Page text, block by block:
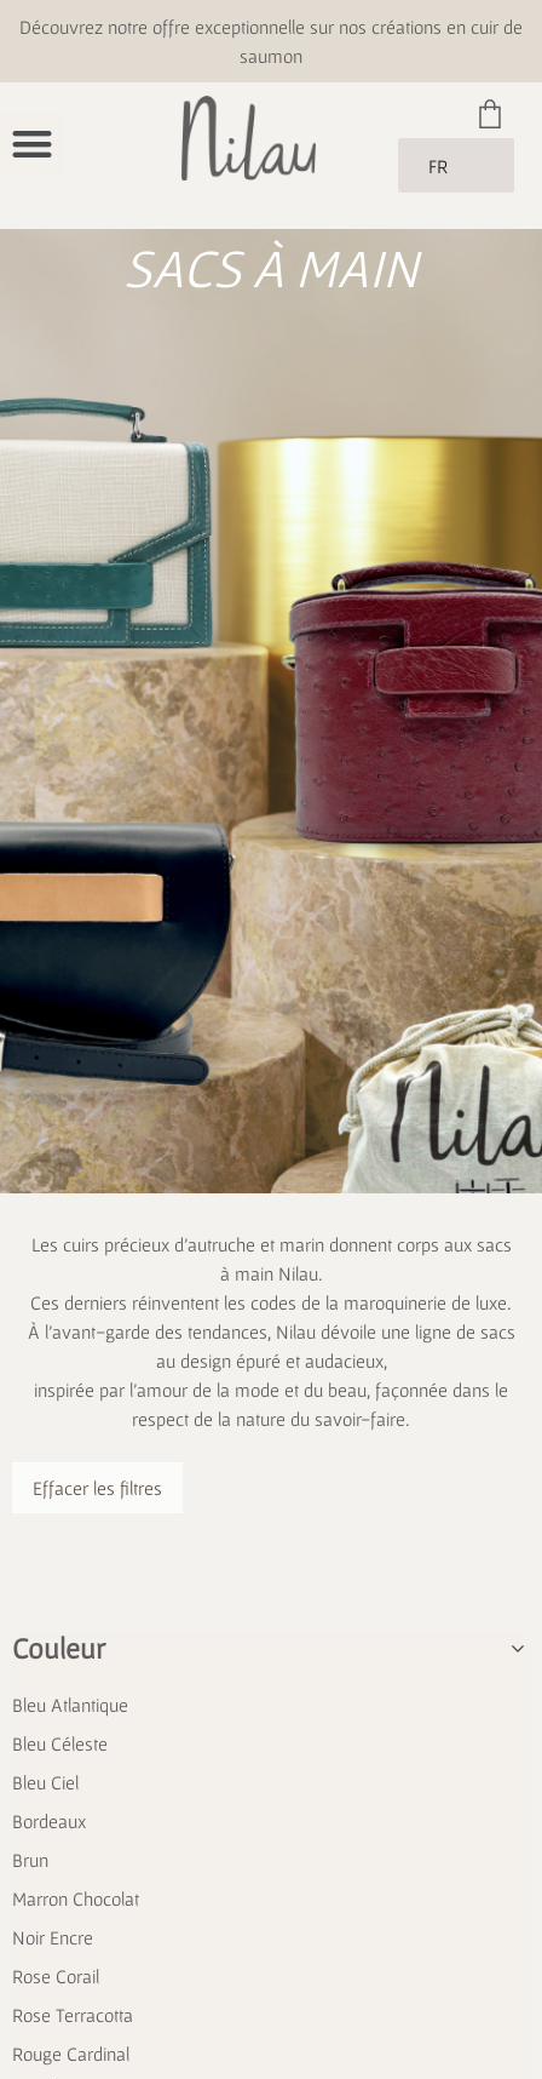
Découvrez notre offre exceptionnelle sur nos créations en cuir de
saumon
FR
SACS À MAIN
Les cuirs précieux d’autruche et marin donnent corps aux sacs
à main Nilau.
Ces derniers réinventent les codes de la maroquinerie de luxe.
À l’avant-garde des tendances, Nilau dévoile une ligne de sacs
au design épuré et audacieux,
inspirée par l’amour de la mode et du beau, façonnée dans le
respect de la nature du savoir-faire.
Effacer les filtres
Couleur
Bleu Atlantique
Bleu Céleste
Bleu Ciel
Bordeaux
Brun
Marron Chocolat
Noir Encre
Rose Corail
Rose Terracotta
Rouge Cardinal